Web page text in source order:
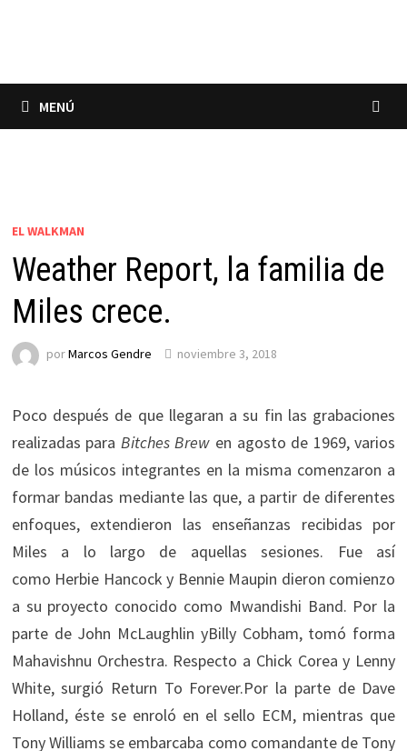
MENÚ
EL WALKMAN
Weather Report, la familia de
Miles crece.
porMarcos Gendre noviembre 3, 2018
Poco después de que llegaran a su fin las grabaciones
realizadas para Bitches Brew en agosto de 1969, varios
de los músicos integrantes en la misma comenzaron a
formar bandas mediante las que, a partir de diferentes
enfoques, extendieron las enseñanzas recibidas por
Miles a lo largo de aquellas sesiones. Fue así
como Herbie Hancock y Bennie Maupin dieron comienzo
a su proyecto conocido como Mwandishi Band. Por la
parte de John McLaughlin yBilly Cobham, tomó forma
Mahavishnu Orchestra. Respecto a Chick Corea y Lenny
White, surgió Return To Forever.Por la parte de Dave
Holland, éste se enroló en el sello ECM, mientras que
Tony Williams se embarcaba como comandante de Tony